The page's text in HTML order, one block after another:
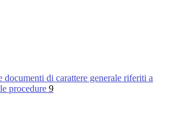
documenti di carattere generale riferiti a
procedure 9